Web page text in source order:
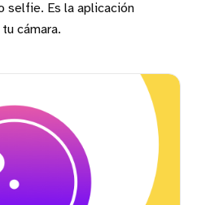
selfie. Es la aplicación
cámara.